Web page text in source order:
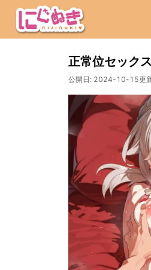
正常位セック
公開日: 2024-10-15更